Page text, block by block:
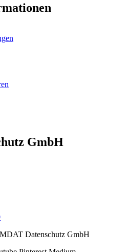
GmbH
Datenschutz GmbH